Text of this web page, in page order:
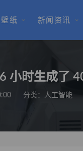
纸 新闻资讯
小时生成了
分类： 人工智能